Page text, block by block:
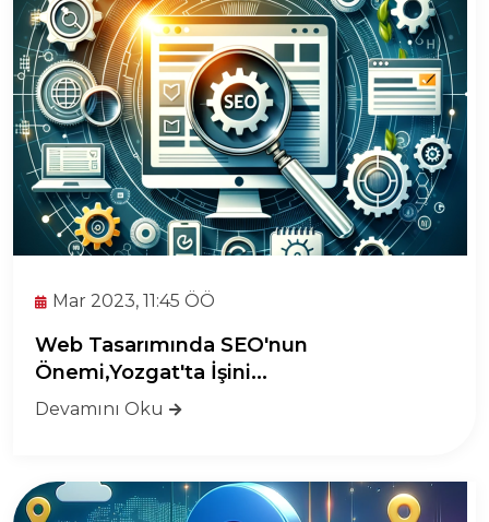
Mar 2023, 11:45 ÖÖ
Web Tasarımında SEO'nun
Önemi,Yozgat'ta İşini...
Devamını Oku